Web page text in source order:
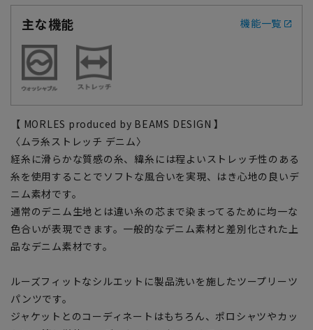
主な機能 機能一覧
【 MORLES produced by BEAMS DESIGN 】
〈ムラ糸ストレッチ デニム〉
経糸に滑らかな質感の糸、緯糸には程よいストレッチ性のある
糸を使用することでソフトな風合いを実現、はき心地の良いデ
ニム素材です。
通常のデニム生地とは違い糸の芯まで染まってるために均一な
色合いが表現できます。一般的なデニム素材と差別化された上
品なデニム素材です。
ルーズフィットなシルエットに製品洗いを施したツープリーツ
パンツです。
ジャケットとのコーディネートはもちろん、ポロシャツやカッ